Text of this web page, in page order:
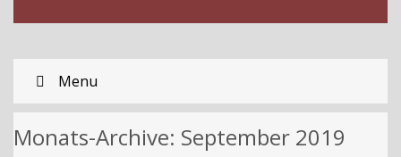
Menu
Monats-Archive: September 2019